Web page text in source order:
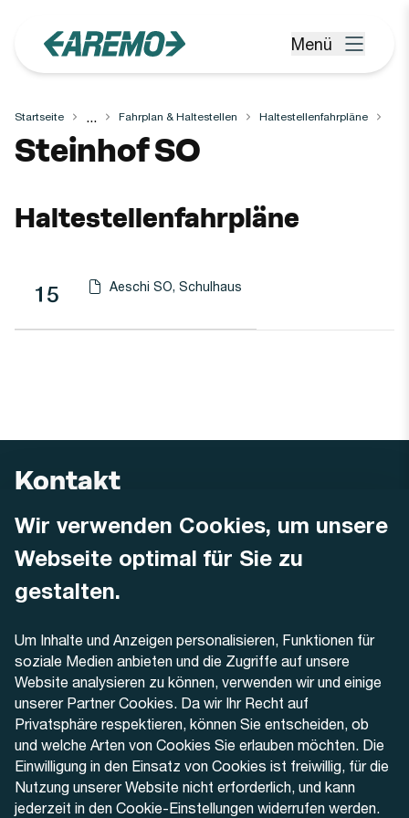
Wir verwenden Cookies, um unsere
Webseite optimal für Sie zu
gestalten.
Um Inhalte und Anzeigen personalisieren, Funktionen für
soziale Medien anbieten und die Zugriffe auf unsere
Website analysieren zu können, verwenden wir und einige
unserer Partner Cookies. Da wir Ihr Recht auf
Privatsphäre respektieren, können Sie entscheiden, ob
und welche Arten von Cookies Sie erlauben möchten. Die
Einwilligung in den Einsatz von Cookies ist freiwillig, für die
Nutzung unserer Website nicht erforderlich, und kann
jederzeit in den Cookie-Einstellungen widerrufen werden.
Menü öffnen
Menü
Startseite ... Fahrplan & Haltestellen Haltestellenfahrpläne
Haltestelle
Steinhof SO
Haltestellenfahrpläne
Linie Richtung
Linie
15 Haltestellen-PDF herunterladen für
Aeschi SO, Schulhaus
(Öffnet in einen neuen Tab oder Fenster)
Kontakt
AREMO
Dornacherstrasse 48
4500 Solothurn
+41 32 622 37 22
Kontaktformular
Aktuell